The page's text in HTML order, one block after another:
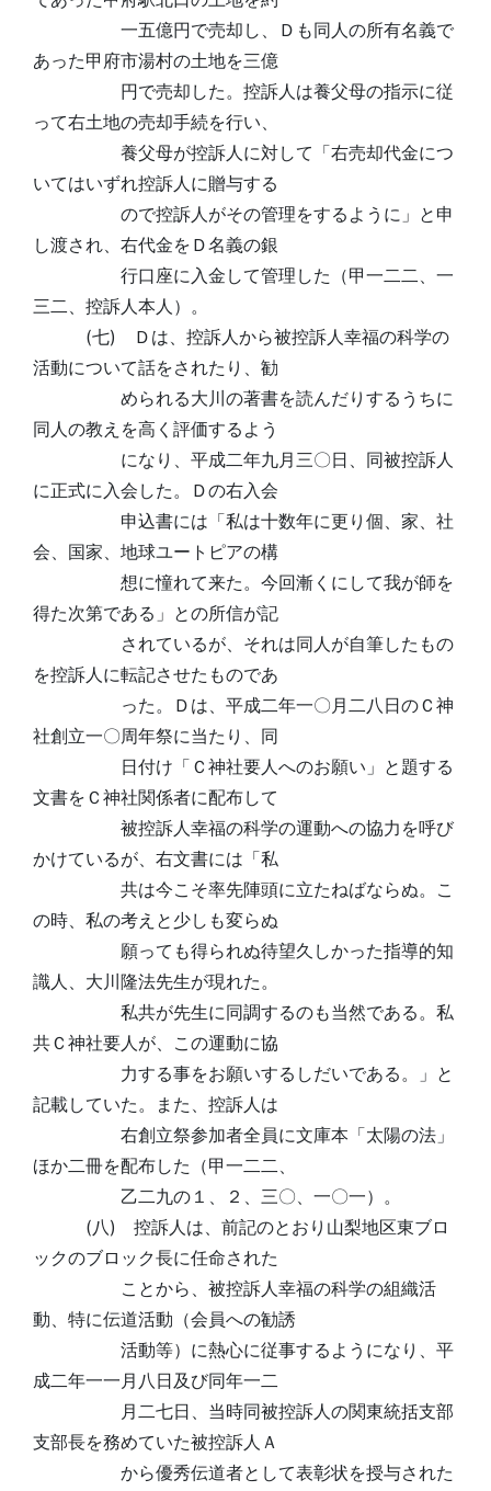
一五億円で売却し、Ｄも同人の所有名義で
あった甲府市湯村の土地を三億
円で売却した。控訴人は養父母の指示に従
って右土地の売却手続を行い、
養父母が控訴人に対して「右売却代金につ
いてはいずれ控訴人に贈与する
ので控訴人がその管理をするように」と申
し渡され、右代金をＤ名義の銀
行口座に入金して管理した（甲一二二、一
三二、控訴人本人）。
(七) Ｄは、控訴人から被控訴人幸福の科学の
活動について話をされたり、勧
められる大川の著書を読んだりするうちに
同人の教えを高く評価するよう
になり、平成二年九月三〇日、同被控訴人
に正式に入会した。Ｄの右入会
申込書には「私は十数年に更り個、家、社
会、国家、地球ユートピアの構
想に憧れて来た。今回漸くにして我が師を
得た次第である」との所信が記
されているが、それは同人が自筆したもの
を控訴人に転記させたものであ
った。Ｄは、平成二年一〇月二八日のＣ神
社創立一〇周年祭に当たり、同
日付け「Ｃ神社要人へのお願い」と題する
文書をＣ神社関係者に配布して
被控訴人幸福の科学の運動への協力を呼び
かけているが、右文書には「私
共は今こそ率先陣頭に立たねばならぬ。こ
の時、私の考えと少しも変らぬ
願っても得られぬ待望久しかった指導的知
識人、大川隆法先生が現れた。
私共が先生に同調するのも当然である。私
共Ｃ神社要人が、この運動に協
力する事をお願いするしだいである。」と
記載していた。また、控訴人は
右創立祭参加者全員に文庫本「太陽の法」
ほか二冊を配布した（甲一二二、
乙二九の１、２、三〇、一〇一）。
(八) 控訴人は、前記のとおり山梨地区東ブロ
ックのブロック長に任命された
ことから、被控訴人幸福の科学の組織活
動、特に伝道活動（会員への勧誘
活動等）に熱心に従事するようになり、平
成二年一一月八日及び同年一二
月二七日、当時同被控訴人の関東統括支部
支部長を務めていた被控訴人Ａ
から優秀伝道者として表彰状を授与された